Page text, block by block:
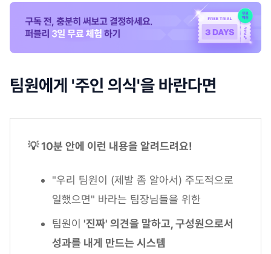
팀원에게 '주인 의식'을 바란다면
💡 10분 안에 이런 내용을 알려드려요!
"우리 팀원이 (제발 좀 알아서) 주도적으로
일했으면" 바라는 팀장님들을 위한
팀원이 '진짜' 의견을 말하고, 구성원으로서
성과를 내게 만드는 시스템